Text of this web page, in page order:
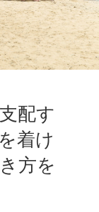
配す
着け
方を